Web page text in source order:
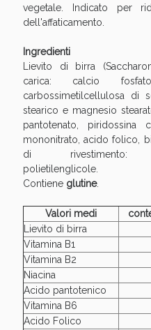
vegetale. Indicato per
dell'affaticamento.
Ingredienti
Lievito di birra
carica: calcio
carbossimetilcellulosa di
stearico e magnesio
pantotenato, piridossina
mononitrato, acido folico,
di rivestimento:
polietilenglicole.
Contiene glutine.
Valori medi
Lievito di birra
Vitamina B1
Vitamina B2
Niacina
Acido pantotenico
Vitamina B6
Acido Folico
Sconto fino al